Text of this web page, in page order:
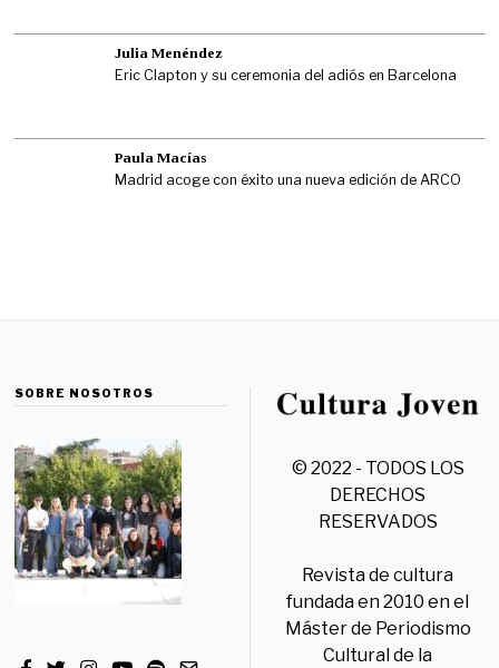
Julia Menéndez
Eric Clapton y su ceremonia del adiós en Barcelona
Paula Macías
Madrid acoge con éxito una nueva edición de ARCO
SOBRE NOSOTROS
© 2022 - TODOS LOS
DERECHOS
RESERVADOS
Revista de cultura
fundada en 2010 en el
Máster de Periodismo
Cultural de la